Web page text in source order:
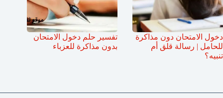
دخول الامتحان دون مذاكرة
للحامل | رسالة قلق أم
تنبيه؟
تفسير حلم دخول الامتحان
بدون مذاكرة للعزباء